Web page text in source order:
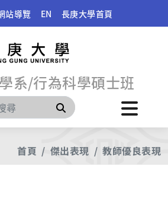
站導覽 EN 長庚大學首頁
系/行為科學碩士班
搜尋
首頁 傑出表現 教師優良表現